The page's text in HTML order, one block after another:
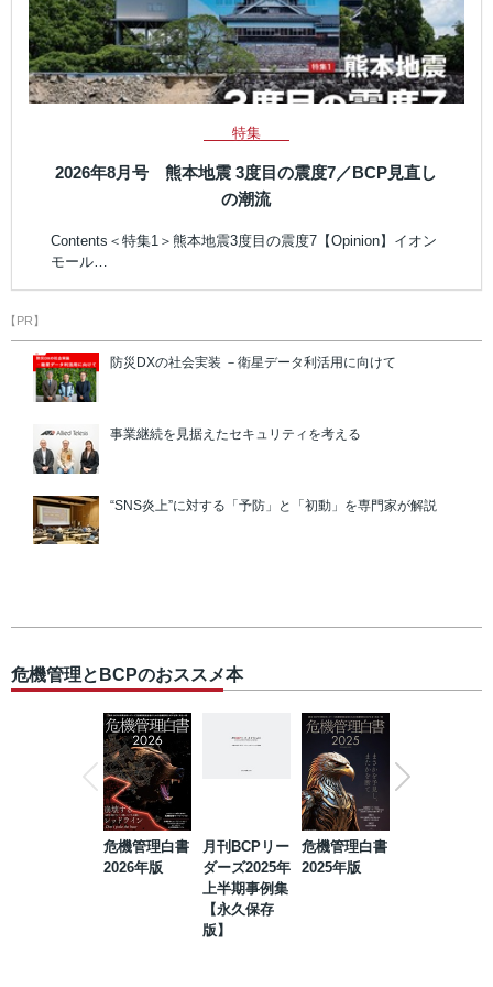
特集
2026年8月号 熊本地震 3度目の震度7／BCP見直し
の潮流
Contents＜特集1＞熊本地震3度目の震度7【Opinion】イオン
モール…
【PR】
防災DXの社会実装 －衛星データ利活用に向けて
事業継続を見据えたセキュリティを考える
“SNS炎上”に対する「予防」と「初動」を専門家が解説
危機管理とBCPのおススメ本
危機管理白書
2026年版
月刊BCPリー
ダーズ2025年
上半期事例集
【永久保存
版】
危機管理白書
2025年版